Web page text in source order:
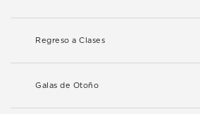
Regreso a Clases
Galas de Otoño